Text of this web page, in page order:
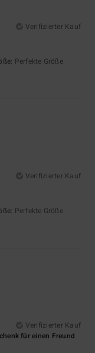
Verifizierter Kauf
: Perfekte Größe
Verifizierter Kauf
: Perfekte Größe
Verifizierter Kauf
für einen Freund